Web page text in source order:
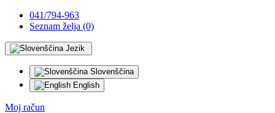
041/794-963
Seznam želja (0)
Jezik
Slovenščina
English
Moj račun